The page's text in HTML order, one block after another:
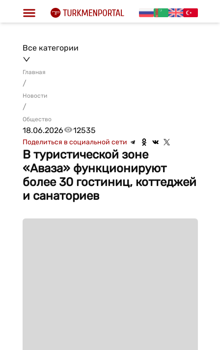
Все категории
Главная
/
Новости
/
Общество
18.06.2026 12535
Поделиться в социальной сети
В туристической зоне
«Аваза» функционируют
более 30 гостиниц, коттеджей
и санаториев